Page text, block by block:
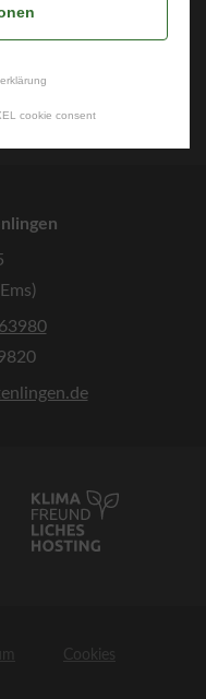
Informationsportal
Schulleben
Fotos & Berichte
Cookies
cookie consent